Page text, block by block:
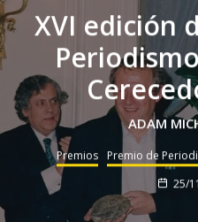
XVI edición
ADAM
Premios
Premio de
25/